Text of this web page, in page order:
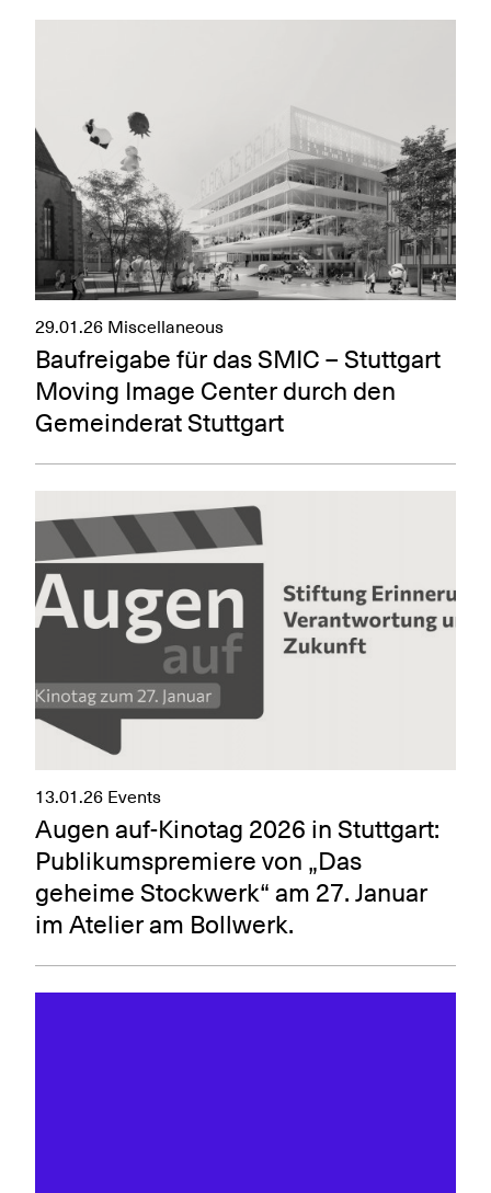
29.01.26 Miscellaneous
Baufreigabe für das SMIC – Stuttgart
Moving Image Center durch den
Gemeinderat Stuttgart
13.01.26 Events
Augen auf-Kinotag 2026 in Stuttgart:
Publikumspremiere von „Das
geheime Stockwerk“ am 27. Januar
im Atelier am Bollwerk.